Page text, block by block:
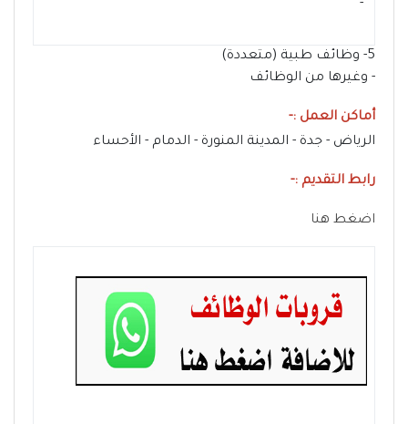
- ‏
5- وظائف طبية (متعددة)
- وغيرها من الوظائف
أماكن العمل :-
الرياض - جدة - المدينة المنورة - الدمام - الأحساء
رابط التقديم :-
اضغط هنا